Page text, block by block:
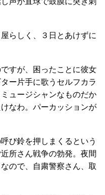
らしく、３日とあけずに
すが、困ったことに彼女
ー片手に歌うセルフカラ
ュージシャンなものだか
なわ。パーカッションが
び鈴を押しまくるという
所さん戦争の勃発。夜間
ので、自粛警察さん、取